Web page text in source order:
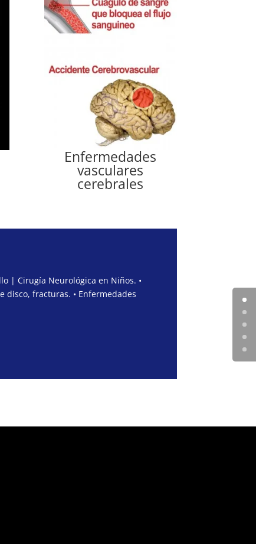
Enfermedades
vasculares
cerebrales
| Cirugía Neurológica en Niños. •
disco, fracturas. • Enfermedades